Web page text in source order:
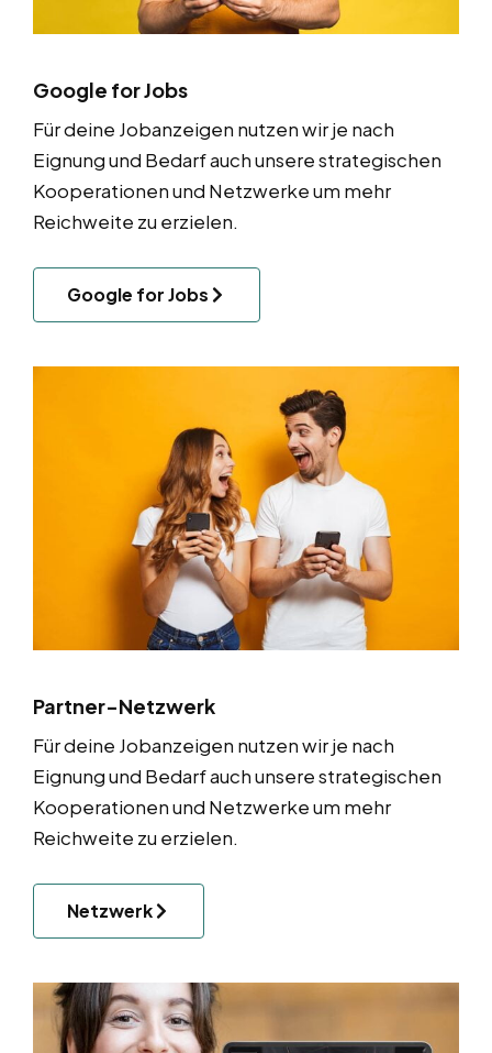
Google for Jobs
Für deine Jobanzeigen nutzen wir je nach
Eignung und Bedarf auch unsere strategischen
Kooperationen und Netzwerke um mehr
Reichweite zu erzielen.
Google for Jobs
Partner-Netzwerk
Für deine Jobanzeigen nutzen wir je nach
Eignung und Bedarf auch unsere strategischen
Kooperationen und Netzwerke um mehr
Reichweite zu erzielen.
Netzwerk